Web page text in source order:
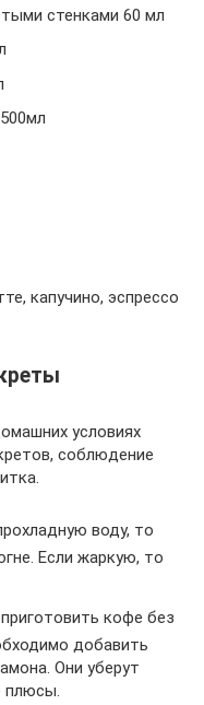
стенками 60 мл
капучино, эспрессо
условиях
соблюдение
воду, то
Если жаркую, то
кофе без
добавить
Они уберут
плюсы.